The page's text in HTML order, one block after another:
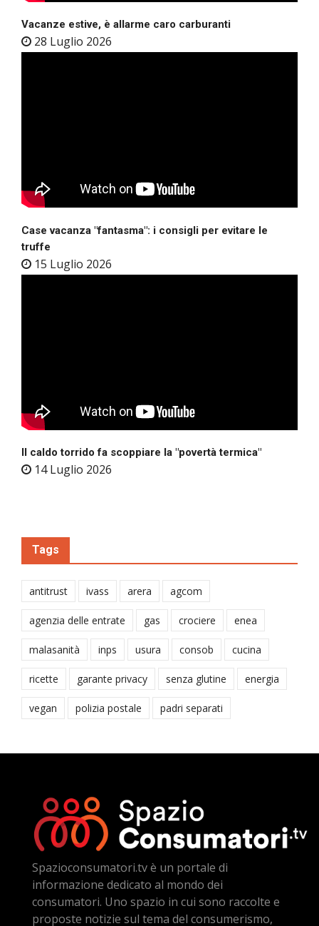
Vacanze estive, è allarme caro carburanti
28 Luglio 2026
Case vacanza "fantasma": i consigli per evitare le
truffe
15 Luglio 2026
Il caldo torrido fa scoppiare la "povertà termica"
14 Luglio 2026
Tags
antitrust ivass arera agcom
agenzia delle entrate gas crociere enea
malasanità inps usura consob cucina
ricette garante privacy senza glutine energia
vegan polizia postale padri separati
Spazioconsumatori.tv è un portale di
informazione dedicato al mondo dei
consumatori. Uno spazio in cui sono raccolte e
proposte notizie sul tema del consumerismo,